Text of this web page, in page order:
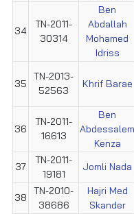
34
TN-2011-
30314
Ben
Abdallah
Mohamed
Idriss
35
TN-2013-
52563
Khrif Barae
36
TN-2011-
16613
Ben
Abdessalem
Kenza
37
TN-2011-
19181
Jomli Nada
38
TN-2010-
38686
Hajri Med
Skander